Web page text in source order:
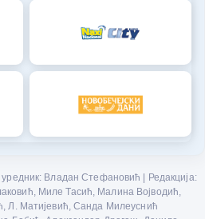
уредник: Владан Стефановић | Редакција:
Миле Тасић, Малина Војводић,
Л. Матијевић, Санда Милеуснић